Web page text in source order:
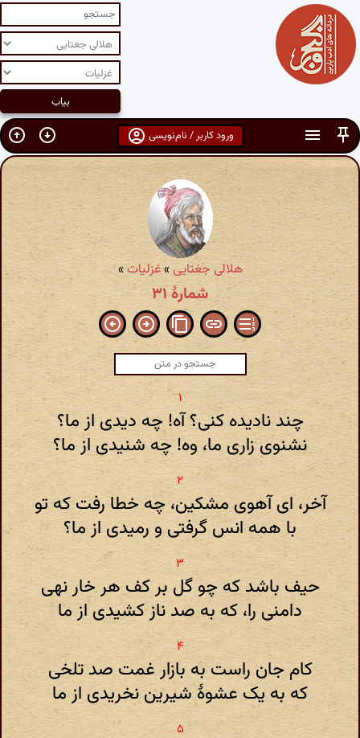
ورود کاربر / نام‌نویسی
هلالی جغتایی»غزلیات »
شمارهٔ ۳۱
چند نادیده کنی؟ آه! چه دیدی از ما؟
نشنوی زاری ما، وه! چه شنیدی از ما؟
آخر، ای آهوی مشکین، چه خطا رفت که تو
با همه انس گرفتی و رمیدی از ما؟
حیف باشد که چو گل بر کف هر خار نهی
دامنی را، که به صد ناز کشیدی از ما
کام جان راست به بازار غمت صد تلخی
که به یک عشوهٔ شیرین نخریدی از ما